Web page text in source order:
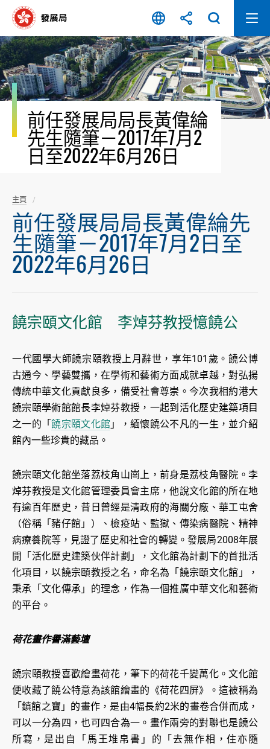
容
開
始
前任發展局局長黃偉綸
先生隨筆－2017年7月2
日至2022年6月26日
主頁
前任發展局局長黃偉綸先
生隨筆－2017年7月2日至
2022年6月26日
饒宗頤文化館 李焯芬教授憶饒公
一代國學大師饒宗頤教授上月辭世，享年101歲。饒公博
古通今、學藝雙攜，在學術和藝術方面成就卓越，對弘揚
傳統中華文化貢獻良多，備受社會尊崇。今次我相約港大
饒宗頤學術館館長李焯芬教授，一起到活化歷史建築項目
之一的「饒宗頤文化館 」，緬懷饒公不凡的一生，並介紹
館內一些珍貴的藏品。
饒宗頤文化館坐落荔枝角山崗上，前身是荔枝角醫院。李
焯芬教授是文化館管理委員會主席，他說文化館的所在地
有逾百年歷史，昔日曾經是清政府的海關分廠、華工屯舍
（俗稱「豬仔館」）、檢疫站、監獄、傳染病醫院、精神
病療養院等，見證了歷史和社會的轉變。發展局2008年展
開「活化歷史建築伙伴計劃」，文化館為計劃下的首批活
化項目，以饒宗頤教授之名，命名為「饒宗頤文化館」，
秉承「文化傳承」的理念，作為一個推廣中華文化和藝術
的平台。
荷花畫作譽滿藝壇
饒宗頤教授喜歡繪畫荷花，筆下的荷花千變萬化。文化館
便收藏了饒公特意為該館繪畫的《荷花四屏》。這被稱為
「鎮館之寶」的畫作，是由4幅長約2米的畫卷合併而成，
可以一分為四，也可四合為一。畫作兩旁的對聯也是饒公
所寫，是出自「馬王堆帛書」的「去無作相，住亦隨